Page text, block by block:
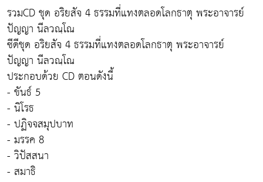
รวมCD ชุด อริยสัจ 4 ธรรมที่แทงตลอดโลกธาตุ พระอาจารย์
ปัญญา นีลวณฺโณ
ซีดีชุด อริยสัจ 4 ธรรมที่แทงตลอดโลกธาตุ พระอาจารย์
ปัญญา นีลวณฺโณ
ประกอบด้วย CD ตอนดังนี้
- ขันธ์ 5
- นิโรธ
- ปฏิจจสมุปบาท
- มรรค 8
- วิปัสสนา
- สมาธิ